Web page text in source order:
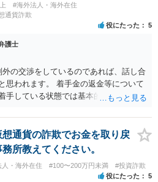
#海外法人・海外在住
通貨詐欺
役にたった 5
護士
の交渉をしているのであれば、話し合
思われます。 着手金の返金等について
手している状態では基本的に返金に応
回収可能性についてどのような見込み
とは確認をされた方が良いでしょう。
通貨の詐欺でお金を取り戻
所教えてください。
人・海外在住 #100〜200万円未満 #投資詐欺
役にたった 5